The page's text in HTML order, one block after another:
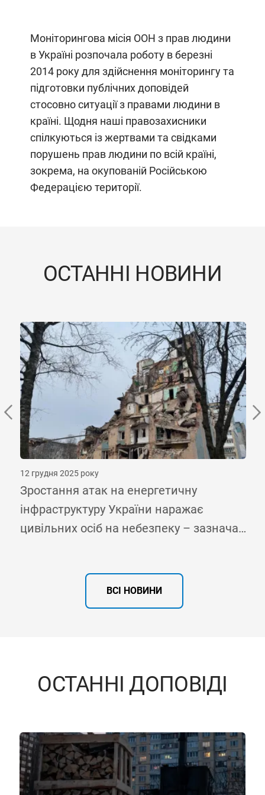
Моніторингова місія ООН з прав людини
в Україні розпочала роботу в березні
2014 року для здійснення моніторингу та
підготовки публічних доповідей
стосовно ситуації з правами людини в
країні. Щодня наші правозахисники
спілкуються із жертвами та свідками
порушень прав людини по всій країні,
зокрема, на окупованій Російською
Федерацією території.
ОСТАННІ НОВИНИ
12 грудня 2025 року
Зростання атак на енергетичну
інфраструктуру України наражає
цивільних осіб на небезпеку – зазначає
ВСІ НОВИНИ
ОСТАННІ ДОПОВІДІ